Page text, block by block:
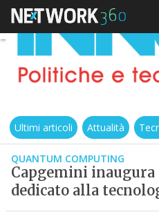
Ultimi articoli Attualità
QUANTUM COMPUTING
Capgemini
dedicato alla